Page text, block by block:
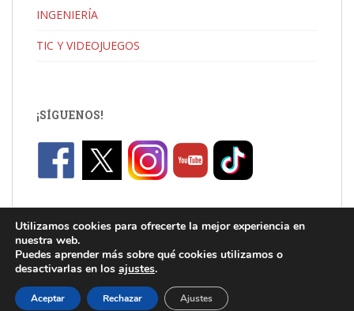
INGENIERÍA
TIC Y VIDEOJUEGOS
¡SÍGUENOS!
C/ Jaume I, Catarroja |info.uni@florida-uni.es
Theme porColorlibDesarrollado por
Utilizamos cookies para ofrecerte la mejor experiencia en
nuestra web.
Puedes aprender más sobre qué cookies utilizamos o
desactivarlas en los ajustes.
Aceptar Rechazar Ajustes